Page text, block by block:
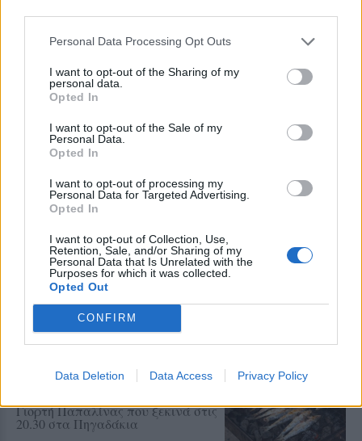
Personal Data Processing Opt Outs
I want to opt-out of the Sharing of my
personal data.
Opted In
I want to opt-out of the Sale of my
Personal Data.
Opted In
I want to opt-out of processing my
Personal Data for Targeted Advertising.
Opted In
I want to opt-out of Collection, Use,
Retention, Sale, and/or Sharing of my
Personal Data that Is Unrelated with the
Purposes for which it was collected.
Opted Out
CONFIRM
Data Deletion Data Access Privacy Policy
ΡΕΠΟΡΤΑΖ ΔΡΑΣΕΙΣ
προειδοποίησε η Επιτροπή
ειρήνης Λέσβου
μηνύματα και νοήματα για τον
πόλεμο και την ειρήνη
Γέμισε αρώματα το Μεγαλοχώρι
Πλήθος κόσμου συμμετείχε στην
εκδήλωση του Taste Lesvos με
επίκεντρο τη γαστρονομική και
φυσική κληρονομιά της Λέσβου
απόψε στον Κόλπο της Γέρας
Πλούσιο καλλιτεχνικό πρόγραμμα
Γιορτή Παπαλίνας που ξεκινά στις
20.30 στα Πηγαδάκια